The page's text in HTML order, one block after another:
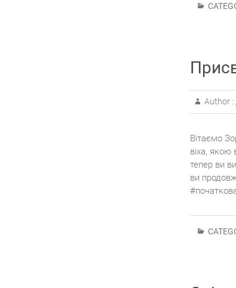
Author :
Вітаємо
віха, якою
тепер ви
ви